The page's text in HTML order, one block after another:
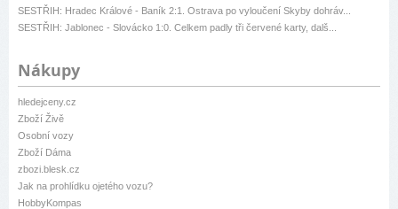
SESTŘIH: Hradec Králové - Baník 2:1. Ostrava po vyloučení Skyby dohráv...
SESTŘIH: Jablonec - Slovácko 1:0. Celkem padly tři červené karty, dalš...
Nákupy
hledejceny.cz
Zboží Živě
Osobní vozy
Zboží Dáma
zbozi.blesk.cz
Jak na prohlídku ojetého vozu?
HobbyKompas